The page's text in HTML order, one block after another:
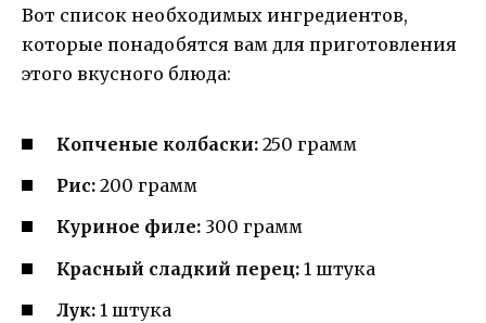
Вот список необходимых ингредиентов,
которые понадобятся вам для приготовления
этого вкусного блюда:
Копченые колбаски: 250 грамм
Рис: 200 грамм
Куриное филе: 300 грамм
Красный сладкий перец: 1 штука
Лук: 1 штука